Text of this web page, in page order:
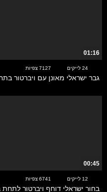
01:16
24 לייקים 7127 צפיות
גבר ישראלי מאונן עם ויברטור
00:45
12 לייקים 6741 צפיות
בחור ישראלי דוחף ויברטור